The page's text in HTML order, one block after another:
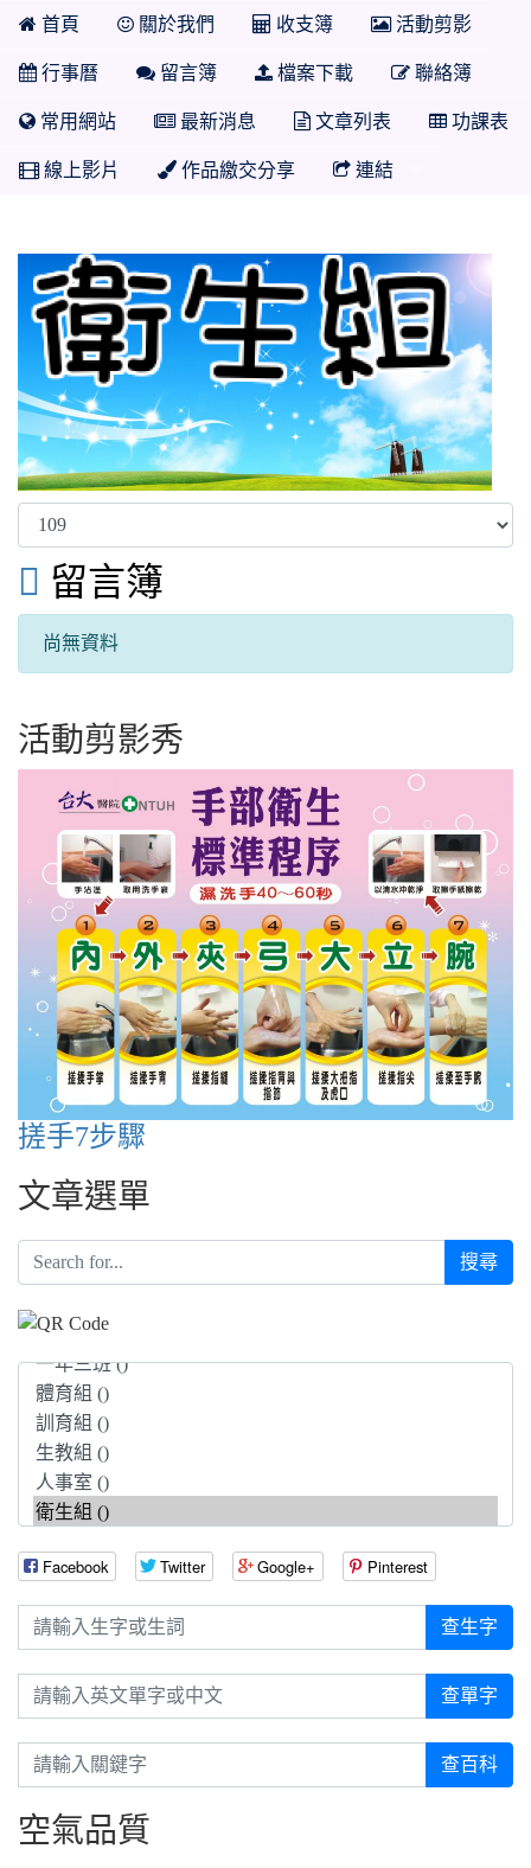
首頁 關於我們 收支簿 活動剪影
行事曆 留言簿 檔案下載 聯絡簿
常用網站 最新消息 文章列表 功課表
線上影片 作品繳交分享 連結
 留言簿
尚無資料
活動剪影秀
搓手7步驟
文章選單
搜尋
Facebook Twitter Google+ Pinterest
請輸入生字或生詞 查生字
請輸入英文單字或中文 查單字
請輸入關鍵字 查百科
空氣品質